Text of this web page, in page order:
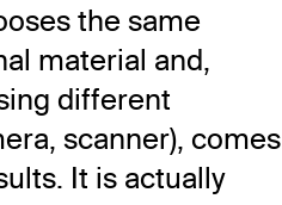
the same
material and,
different
scanner), comes
It is actually